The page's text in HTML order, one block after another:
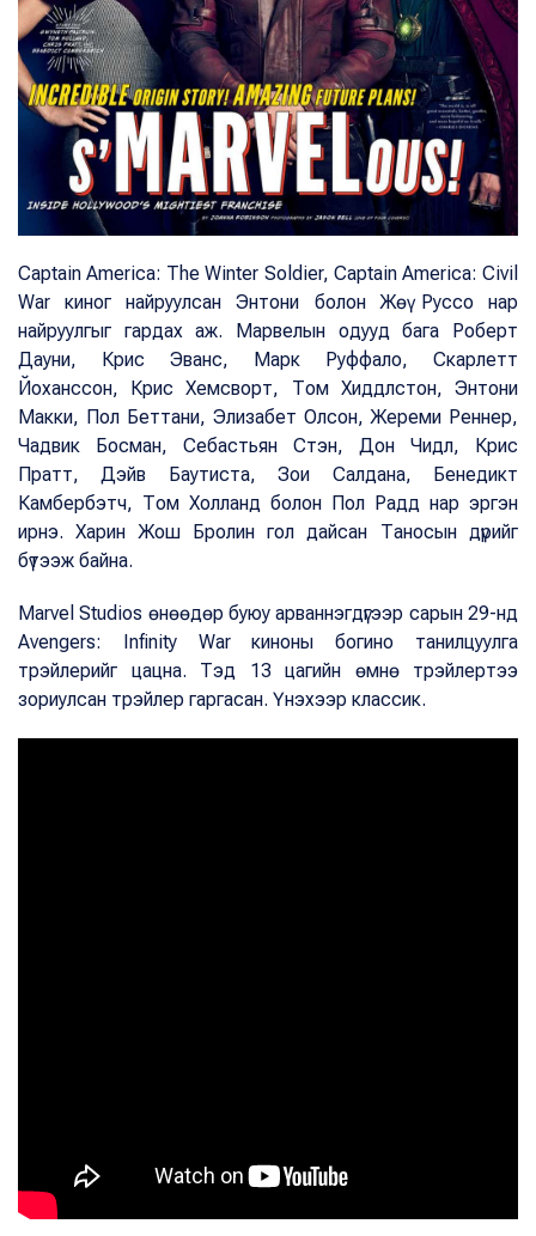
Captain America: The Winter Soldier, Captain America: Civil
War киног найруулсан Энтони болон Жөү Руссо нар
найруулгыг гардах аж. Марвелын одууд бага Роберт
Дауни, Крис Эванс, Марк Руффало, Скарлетт
Йоханссон, Крис Хемсворт, Том Хиддлстон, Энтони
Макки, Пол Беттани, Элизабет Олсон, Жереми Реннер,
Чадвик Босман, Себастьян Стэн, Дон Чидл, Крис
Пратт, Дэйв Баутиста, Зои Салдана, Бенедикт
Камбербэтч, Том Холланд болон Пол Радд нар эргэн
ирнэ. Харин Жош Бролин гол дайсан Таносын дүрийг
бүтээж байна.
Marvel Studios өнөөдөр буюу арваннэгдүгээр сарын 29-нд
Avengers: Infinity War киноны богино танилцуулга
трэйлерийг цацна. Тэд 13 цагийн өмнө трэйлертээ
зориулсан трэйлер гаргасан. Үнэхээр классик.